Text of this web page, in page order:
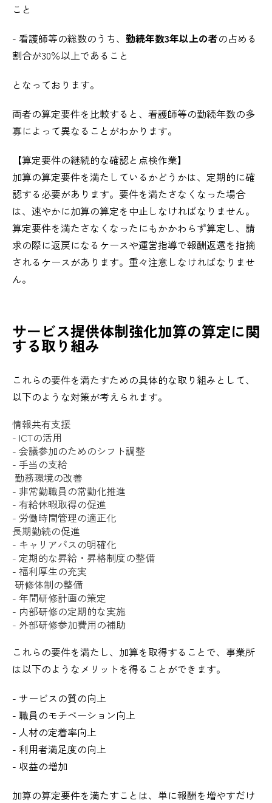
こと
- 看護師等の総数のうち、 勤続年数3年以上の者の占める
割合が30％以上であること
となっております。
両者の算定要件を比較すると、看護師等の勤続年数の多
寡によって異なることがわかります。
【算定要件の継続的な確認と点検作業】
加算の算定要件を満たしているかどうかは、定期的に確
認する必要があります。要件を満たさなくなった場合
は、速やかに加算の算定を中止しなければなりません。
算定要件を満たさなくなったにもかかわらず算定し、請
求の際に返戻になるケースや運営指導で報酬返還を指摘
されるケースがあります。重々注意しなければなりませ
ん。
サービス提供体制強化加算の算定に関
する取り組み
これらの要件を満たすための具体的な取り組みとして、
以下のような対策が考えられます。
情報共有支援
- ICTの活用
- 会議参加のためのシフト調整
- 手当の支給
勤務環境の改善
- 非常勤職員の常勤化推進
- 有給休暇取得の促進
- 労働時間管理の適正化
長期勤続の促進
- キャリアパスの明確化
- 定期的な昇給・昇格制度の整備
- 福利厚生の充実
研修体制の整備
- 年間研修計画の策定
- 内部研修の定期的な実施
- 外部研修参加費用の補助
これらの要件を満たし、加算を取得することで、事業所
は以下のようなメリットを得ることができます。
- サービスの質の向上
- 職員のモチベーション向上
- 人材の定着率向上
- 利用者満足度の向上
- 収益の増加
加算の算定要件を満たすことは、単に報酬を増やすだけ